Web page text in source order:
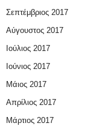
Σεπτέμβριος 2017
Αύγουστος 2017
Ιούλιος 2017
Ιούνιος 2017
Μάιος 2017
Απρίλιος 2017
Μάρτιος 2017